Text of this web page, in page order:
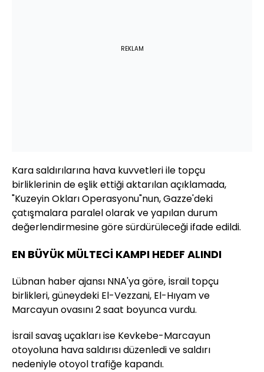
REKLAM
Kara saldırılarına hava kuvvetleri ile topçu
birliklerinin de eşlik ettiği aktarılan açıklamada,
"Kuzeyin Okları Operasyonu"nun, Gazze'deki
çatışmalara paralel olarak ve yapılan durum
değerlendirmesine göre sürdürüleceği ifade edildi.
EN BÜYÜK MÜLTECİ KAMPI HEDEF ALINDI
Lübnan haber ajansı NNA'ya göre, İsrail topçu
birlikleri, güneydeki El-Vezzani, El-Hıyam ve
Marcayun ovasını 2 saat boyunca vurdu.
İsrail savaş uçakları ise Kevkebe-Marcayun
otoyoluna hava saldırısı düzenledi ve saldırı
nedeniyle otoyol trafiğe kapandı.